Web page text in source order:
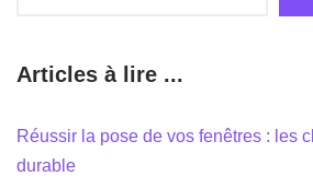
Articles à lire ...
Réussir la pose de vos fenêtres : les
durable